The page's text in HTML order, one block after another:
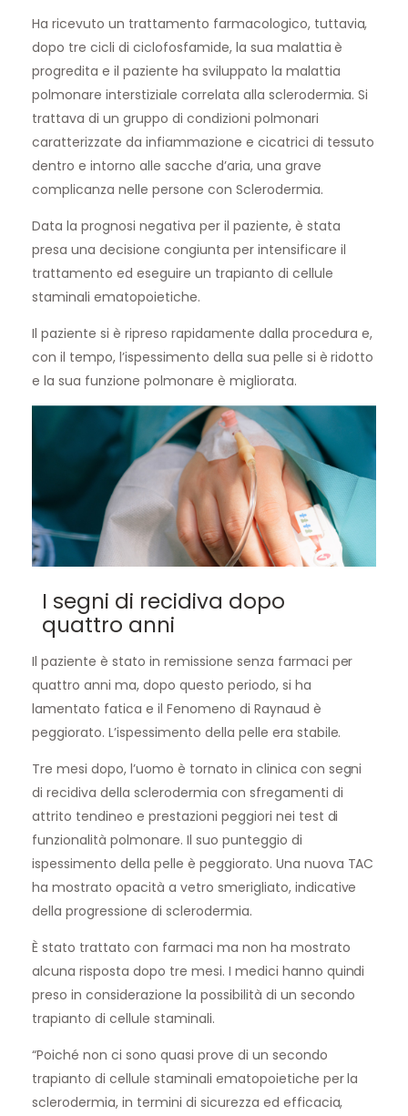
Ha ricevuto un trattamento farmacologico, tuttavia,
dopo tre cicli di ciclofosfamide, la sua malattia è
progredita e il paziente ha sviluppato la malattia
polmonare interstiziale correlata alla sclerodermia. Si
trattava di un gruppo di condizioni polmonari
caratterizzate da infiammazione e cicatrici di tessuto
dentro e intorno alle sacche d’aria, una grave
complicanza nelle persone con Sclerodermia.
Data la prognosi negativa per il paziente, è stata
presa una decisione congiunta per intensificare il
trattamento ed eseguire un trapianto di cellule
staminali ematopoietiche.
Il paziente si è ripreso rapidamente dalla procedura e,
con il tempo, l’ispessimento della sua pelle si è ridotto
e la sua funzione polmonare è migliorata.
I segni di recidiva dopo
quattro anni
Il paziente è stato in remissione senza farmaci per
quattro anni ma, dopo questo periodo, si ha
lamentato fatica e il Fenomeno di Raynaud è
peggiorato. L’ispessimento della pelle era stabile.
Tre mesi dopo, l’uomo è tornato in clinica con segni
di recidiva della sclerodermia con sfregamenti di
attrito tendineo e prestazioni peggiori nei test di
funzionalità polmonare. Il suo punteggio di
ispessimento della pelle è peggiorato. Una nuova TAC
ha mostrato opacità a vetro smerigliato, indicative
della progressione di sclerodermia.
È stato trattato con farmaci ma non ha mostrato
alcuna risposta dopo tre mesi. I medici hanno quindi
preso in considerazione la possibilità di un secondo
trapianto di cellule staminali.
“Poiché non ci sono quasi prove di un secondo
trapianto di cellule staminali ematopoietiche per la
sclerodermia, in termini di sicurezza ed efficacia,